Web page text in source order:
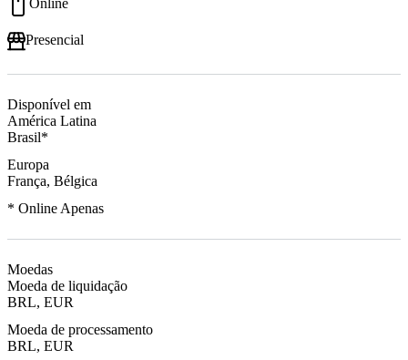
Online
Presencial
Disponível em
América Latina
Brasil*
Europa
França, Bélgica
* Online Apenas
Moedas
Moeda de liquidação
BRL, EUR
Moeda de processamento
BRL, EUR